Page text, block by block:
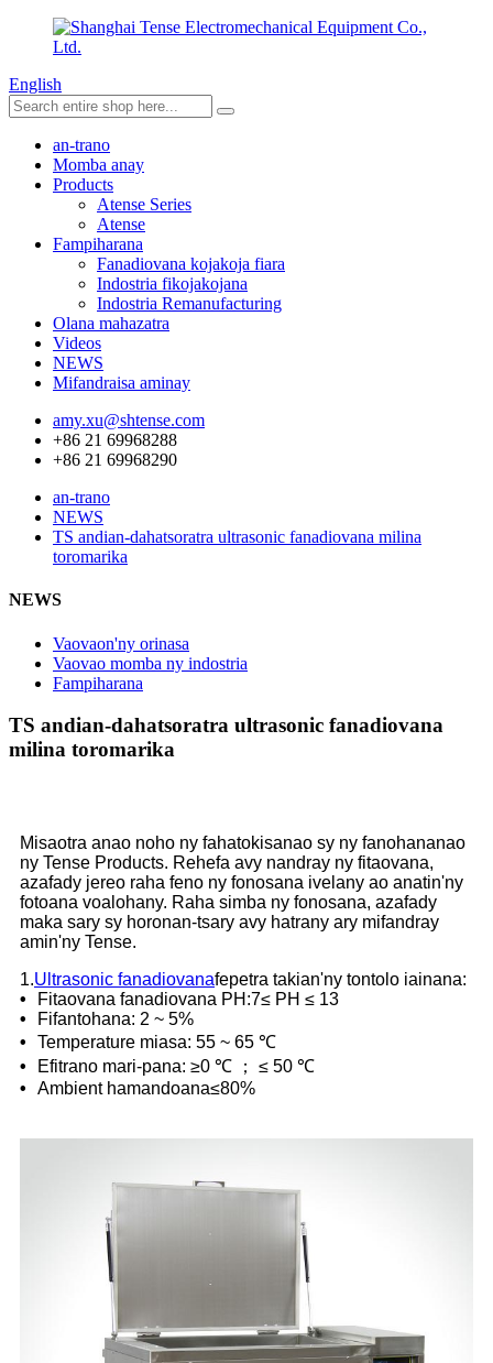
English
an-trano
Momba anay
Products
Atense Series
Atense
Fampiharana
Fanadiovana kojakoja fiara
Indostria fikojakojana
Indostria Remanufacturing
Olana mahazatra
Videos
NEWS
Mifandraisa aminay
amy.xu@shtense.com
+86 21 69968288
+86 21 69968290
an-trano
NEWS
TS andian-dahatsoratra ultrasonic fanadiovana milina
toromarika
NEWS
Vaovaon'ny orinasa
Vaovao momba ny indostria
Fampiharana
TS andian-dahatsoratra ultrasonic fanadiovana
milina toromarika
Misaotra anao noho ny fahatokisanao sy ny fanohananao
ny Tense Products. Rehefa avy nandray ny fitaovana,
azafady jereo raha feno ny fonosana ivelany ao anatin'ny
fotoana voalohany. Raha simba ny fonosana, azafady
maka sary sy horonan-tsary avy hatrany ary mifandray
amin'ny Tense.
1.Ultrasonic fanadiovanafepetra takian'ny tontolo iainana:
•
Fitaovana fanadiovana PH:7≤ PH ≤ 13
•
Fifantohana: 2 ~ 5%
•
Temperature miasa: 55 ~ 65 ℃
•
Efitrano mari-pana: ≥0 ℃ ； ≤ 50 ℃
•
Ambient hamandoana≤80%